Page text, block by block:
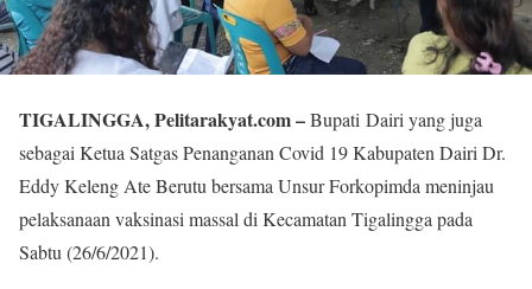
TIGALINGGA, Pelitarakyat.com –Bupati Dairi yang juga
sebagai Ketua Satgas Penanganan Covid 19 Kabupaten Dairi Dr.
Eddy Keleng Ate Berutu bersama Unsur Forkopimda meninjau
pelaksanaan vaksinasi massal di Kecamatan Tigalingga pada
Sabtu (26/6/2021).